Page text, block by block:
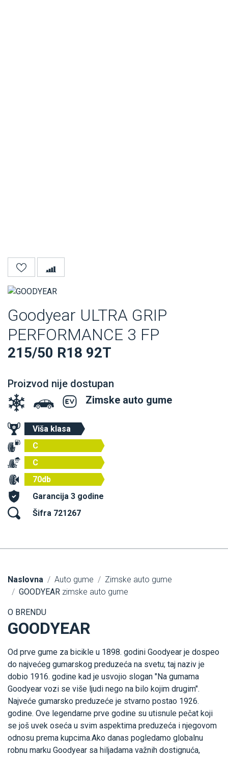
Goodyear ULTRA GRIP
PERFORMANCE 3 FP
215/50 R18 92T
Proizvod nije dostupan
Zimske auto gume
Viša klasa
C
C
70db
Garancija 3 godine
Šifra 721267
Naslovna Auto gume
Zimske auto gume
GOODYEAR zimske auto gume
O BRENDU
GOODYEAR
Od prve gume za bicikle u 1898. godini Goodyear je dospeo
do najvećeg gumarskog preduzeća na svetu; taj naziv je
dobio 1916. godine kad je usvojio slogan "Na gumama
Goodyear vozi se više ljudi nego na bilo kojim drugim".
Najveće gumarsko preduzeće je stvarno postao 1926.
godine. Ove legendarne prve godine su utisnule pečat koji
se još uvek oseća u svim aspektima preduzeća i njegovom
odnosu prema kupcima.Ako danas pogledamo globalnu
robnu marku Goodyear sa hiljadama važnih dostignuća,